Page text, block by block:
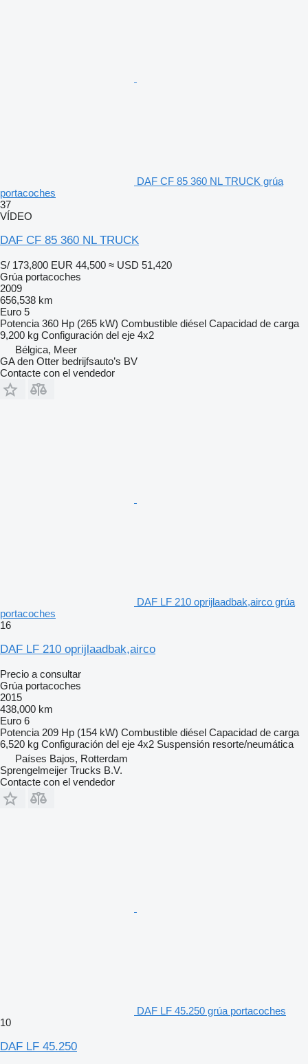
DAF CF 85 360 NL TRUCK grúa
portacoches
37
VÍDEO
DAF CF 85 360 NL TRUCK
S/ 173,800 EUR 44,500 ≈ USD 51,420
Grúa portacoches
2009
656,538 km
Euro 5
Potencia 360 Hp (265 kW) Combustible diésel Capacidad de carga
9,200 kg Configuración del eje 4x2
Bélgica, Meer
GA den Otter bedrijfsauto’s BV
Contacte con el vendedor
DAF LF 210 oprijlaadbak,airco grúa
portacoches
16
DAF LF 210 oprijlaadbak,airco
Precio a consultar
Grúa portacoches
2015
438,000 km
Euro 6
Potencia 209 Hp (154 kW) Combustible diésel Capacidad de carga
6,520 kg Configuración del eje 4x2 Suspensión resorte/neumática
Países Bajos, Rotterdam
Sprengelmeijer Trucks B.V.
Contacte con el vendedor
DAF LF 45.250 grúa portacoches
10
DAF LF 45.250